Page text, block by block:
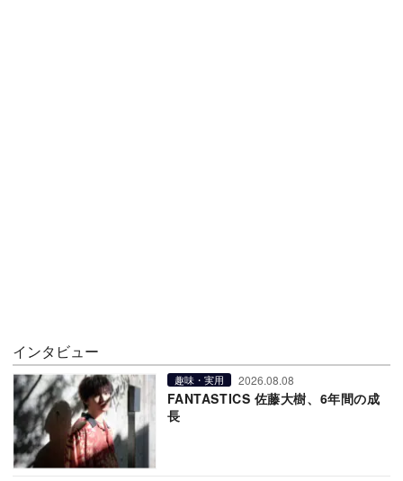
インタビュー
趣味・実用 2026.08.08
FANTASTICS 佐藤大樹、6年間の成
長